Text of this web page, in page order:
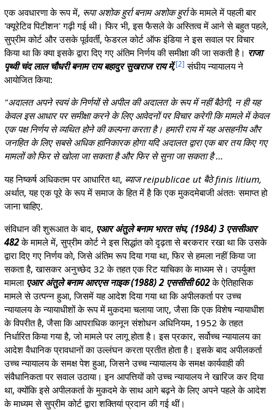
एक अवधारणा के रूप में, रूपा अशोक हुर्रा बनाम अशोक हुर्राके मामले में पहली बार
'क्यूरेटिव पिटीशन' गढ़ी गई थी। फिर भी, इस फैसले के अस्तित्व में आने से बहुत पहले,
सुप्रीम कोर्ट और उसके पूर्ववर्ती, फेडरल कोर्ट ऑफ इंडिया ने इस सवाल पर विचार
किया था कि क्या इसके द्वारा दिए गए अंतिम निर्णय की समीक्षा की जा सकती है। राजा
पृथ्वी चंद लाल चौधरी बनाम राय बहादुर सुखराज राय में,[2] संघीय न्यायालय ने
आयोजित किया:
"अदालत अपने स्वयं के निर्णयों से अपील की अदालत के रूप में नहीं बैठेगी, न ही यह
केवल इस आधार पर समीक्षा करने के लिए आवेदनों पर विचार करेगी कि मामले में केवल
एक पक्ष निर्णय से व्यथित होने की कल्पना करता है। हमारी राय में यह असहनीय और
जनहित के लिए सबसे अधिक हानिकारक होगा यदि अदालत द्वारा एक बार तय किए गए
मामलों को फिर से खोला जा सकता है और फिर से सुना जा सकता है ...
यह निष्कर्ष अधिकतम पर आधारित था, ब्याज reipublicae ut बैठे finis litium,
अर्थात, यह एक पूरे के रूप में समाज के हित में है कि एक मुकदमेबाजी अंततः समाप्त हो
जाना चाहिए.
संविधान की शुरूआत के बाद, एआर अंतुले बनाम भारत संघ, (1984) 3 एससीआर
482के मामले में, सुप्रीम कोर्ट ने इस सिद्धांत को दृढ़ता से बरकरार रखा था कि उसके
द्वारा दिए गए निर्णय को, जिसे अंतिम रूप दिया गया था, फिर से हमला नहीं किया जा
सकता है, खासकर अनुच्छेद 32 के तहत एक रिट याचिका के माध्यम से। उपर्युक्त
मामला एआर अंतुले बनाम आरएस नाइक (1988) 2 एससीसी 602के ऐतिहासिक
मामले से उत्पन्न हुआ, जिसमें यह आदेश दिया गया था कि अपीलकर्ता पर उच्च
न्यायालय के न्यायाधीशों के रूप में मुकदमा चलाया जाए, जैसा कि एक विशेष न्यायाधीश
के विपरीत है, जैसा कि आपराधिक कानून संशोधन अधिनियम, 1952 के तहत
निर्धारित किया गया है, जो मामले पर लागू होता है। इस प्रकार, सर्वोच्च न्यायालय का
आदेश वैधानिक प्रावधानों का उल्लंघन करता प्रतीत होता है। इसके बाद अपीलकर्ता
उच्च न्यायालय के समक्ष पेश हुआ, जिसने उच्च न्यायालय के समक्ष कार्यवाही की
संवैधानिकता पर सवाल उठाया। इन आपत्तियों को उच्च न्यायालय ने खारिज कर दिया
था, क्योंकि इसे अपीलकर्ता के मुकदमे के साथ आगे बढ़ने के लिए अपने पहले के आदेश
के माध्यम से सुप्रीम कोर्ट द्वारा शक्तियां प्रदान की गई थीं।